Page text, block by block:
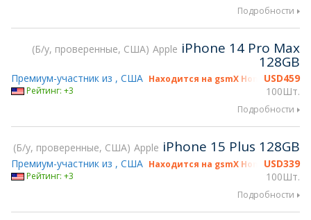
Подробности
Б/у, проверенные, США Apple iPhone 14 Pro Max
128GB
USD459
100Шт.
Премиум-участник из , США Находится на gsmX Hong Kong 2026
Рейтинг: +3
Подробности
Б/у, проверенные, США Apple iPhone 15 Plus 128GB
USD339
100Шт.
Премиум-участник из , США Находится на gsmX Hong Kong 2026
Рейтинг: +3
Подробности